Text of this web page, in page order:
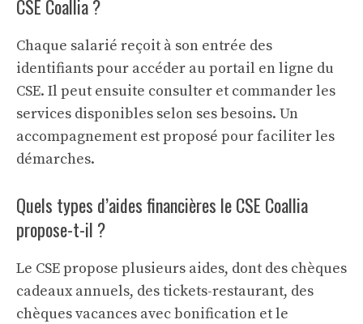
CSE Coallia ?
Chaque salarié reçoit à son entrée des
identifiants pour accéder au portail en ligne du
CSE. Il peut ensuite consulter et commander les
services disponibles selon ses besoins. Un
accompagnement est proposé pour faciliter les
démarches.
Quels types d’aides financières le CSE Coallia
propose-t-il ?
Le CSE propose plusieurs aides, dont des chèques
cadeaux annuels, des tickets-restaurant, des
chèques vacances avec bonification et le